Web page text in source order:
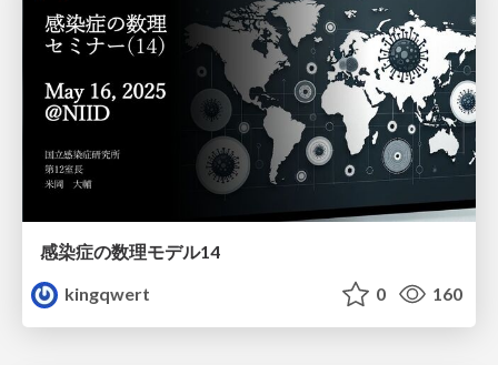
感染症の数理モデル14
kingqwert
0 160